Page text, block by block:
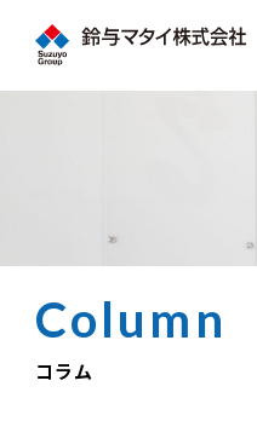
コラム